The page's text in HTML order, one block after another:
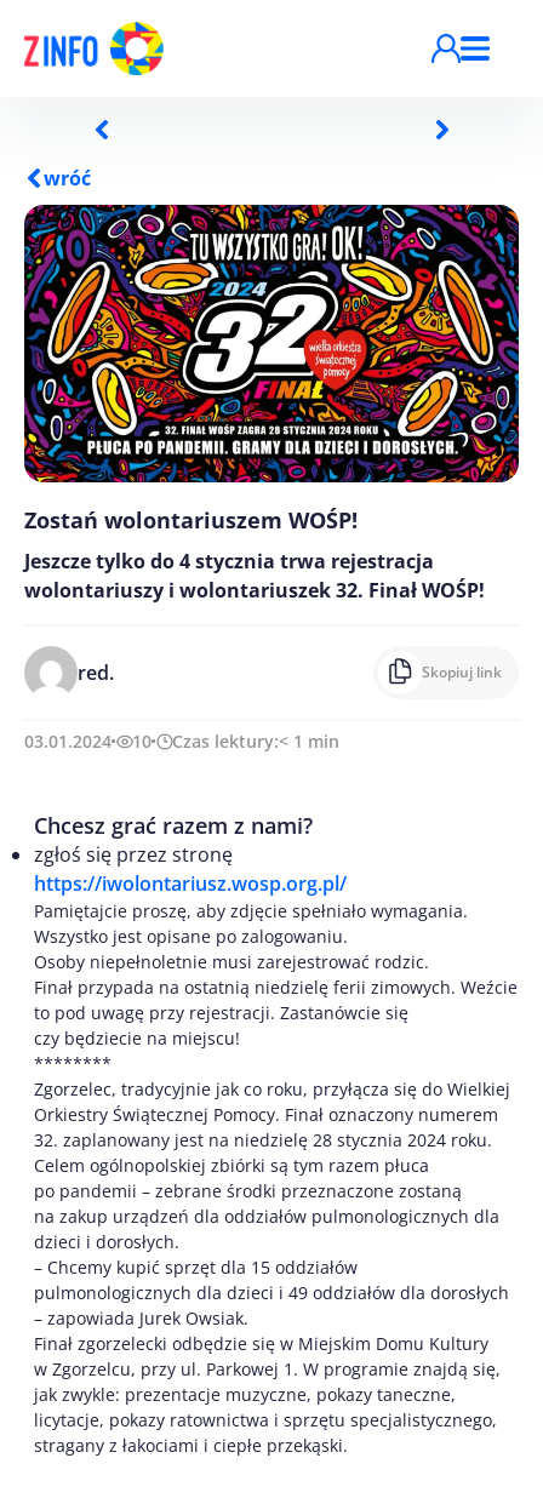
wróć
Zostań wolontariuszem WOŚP!
Jeszcze tylko do 4 stycznia trwa rejestracja
wolontariuszy i wolontariuszek 32. Finał WOŚP!
red. Skopiuj link
03.01.2024 10 Czas lektury:< 1 min
Chcesz grać razem z nami?
zgłoś się przez stronę
https://iwolontariusz.wosp.org.pl/
Pamiętajcie proszę, aby zdjęcie spełniało wymagania.
Wszystko jest opisane po zalogowaniu.
Osoby niepełnoletnie musi zarejestrować rodzic.
Finał przypada na ostatnią niedzielę ferii zimowych. Weźcie
to pod uwagę przy rejestracji. Zastanówcie się
czy będziecie na miejscu!
********
Zgorzelec, tradycyjnie jak co roku, przyłącza się do Wielkiej
Orkiestry Świątecznej Pomocy. Finał oznaczony numerem
32. zaplanowany jest na niedzielę 28 stycznia 2024 roku.
Celem ogólnopolskiej zbiórki są tym razem płuca
po pandemii – zebrane środki przeznaczone zostaną
na zakup urządzeń dla oddziałów pulmonologicznych dla
dzieci i dorosłych.
– Chcemy kupić sprzęt dla 15 oddziałów
pulmonologicznych dla dzieci i 49 oddziałów dla dorosłych
– zapowiada Jurek Owsiak.
Finał zgorzelecki odbędzie się w Miejskim Domu Kultury
w Zgorzelcu, przy ul. Parkowej 1. W programie znajdą się,
jak zwykle: prezentacje muzyczne, pokazy taneczne,
licytacje, pokazy ratownictwa i sprzętu specjalistycznego,
stragany z łakociami i ciepłe przekąski.